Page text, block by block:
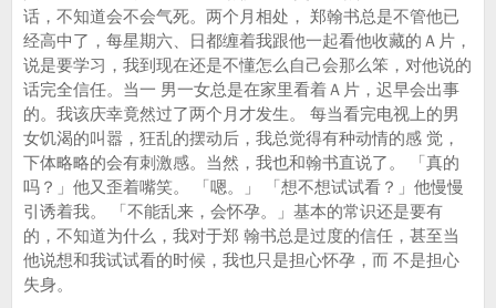
话，不知道会不会气死。两个月相处， 郑翰书总是不管他已
经高中了，每星期六、日都缠着我跟他一起看他收藏的Ａ片，
说是要学习，我到现在还是不懂怎么自己会那么笨，对他说的
话完全信任。当一 男一女总是在家里看着Ａ片，迟早会出事
的。我该庆幸竟然过了两个月才发生。 每当看完电视上的男
女饥渴的叫嚣，狂乱的摆动后，我总觉得有种动情的感 觉，
下体略略的会有刺激感。当然，我也和翰书直说了。 「真的
吗？」他又歪着嘴笑。 「嗯。」 「想不想试试看？」他慢慢
引诱着我。 「不能乱来，会怀孕。」基本的常识还是要有
的，不知道为什么，我对于郑 翰书总是过度的信任，甚至当
他说想和我试试看的时候，我也只是担心怀孕，而 不是担心
失身。